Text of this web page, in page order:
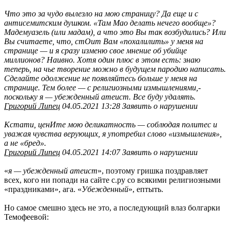
Что это за чудо вылезло на мою страницу? Да еще и с
антисемитским душком. «Там Мао делать нечего вообще»?
Мадемуазель (или мадам), а что это Вы так возбудились? Или
Вы считаете, что, стОит Вам «похалилить» у меня на
странице — и я сразу изменю свое мнение об убийце
миллионов? Наивно. Хотя один плюс в этом есть: знаю
теперь, на чье творение можно в будущем пародию написать.
Сделайте одолжение не появляйтесь больше у меня на
странице. Тем более — с религиозными измышлениями,-
поскольку я — убежденный атеист. Все буду удалять.
Григорий Липец 04.05.2021 13:28 Заявить о нарушении
Кстати, ценИте мою деликатность — соблюдая политес и
уважая чувства верующих, я употребил слово «измышления»,
а не «бред».
Григорий Липец 04.05.2021 14:07 Заявить о нарушении
«я — убежденный атеист», поэтому гришка поздравляет
всех, кого ни попади на сайте с.ру со всякими религиозными
«праздниками», ага. «Убежденный», ептыть.
Но самое смешно здесь не это, а последующий влаз болгарки
Темофеевой: